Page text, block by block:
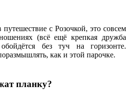
путешествие с Розочкой, это совсем
(всё ещё крепкая дружба
без туч на горизонте.
как и этой парочке.
планку?